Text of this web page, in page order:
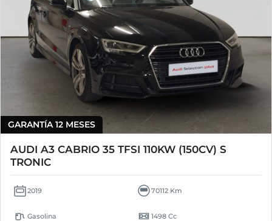
GARANTÍA 12 MESES
AUDI A3 CABRIO 35 TFSI 110KW (150CV) S
TRONIC
2019 70112 Km
Gasolina 1498 Cc